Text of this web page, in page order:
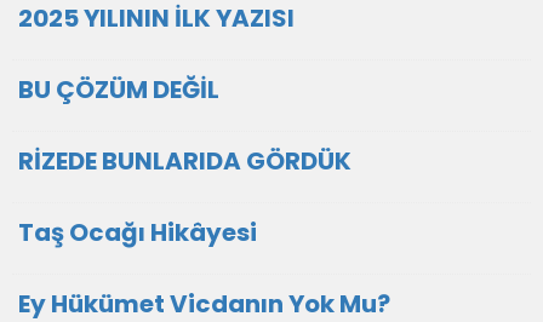
2025 YILININ İLK YAZISI
BU ÇÖZÜM DEĞİL
RİZEDE BUNLARIDA GÖRDÜK
Taş Ocağı Hikâyesi
Ey Hükümet Vicdanın Yok Mu?